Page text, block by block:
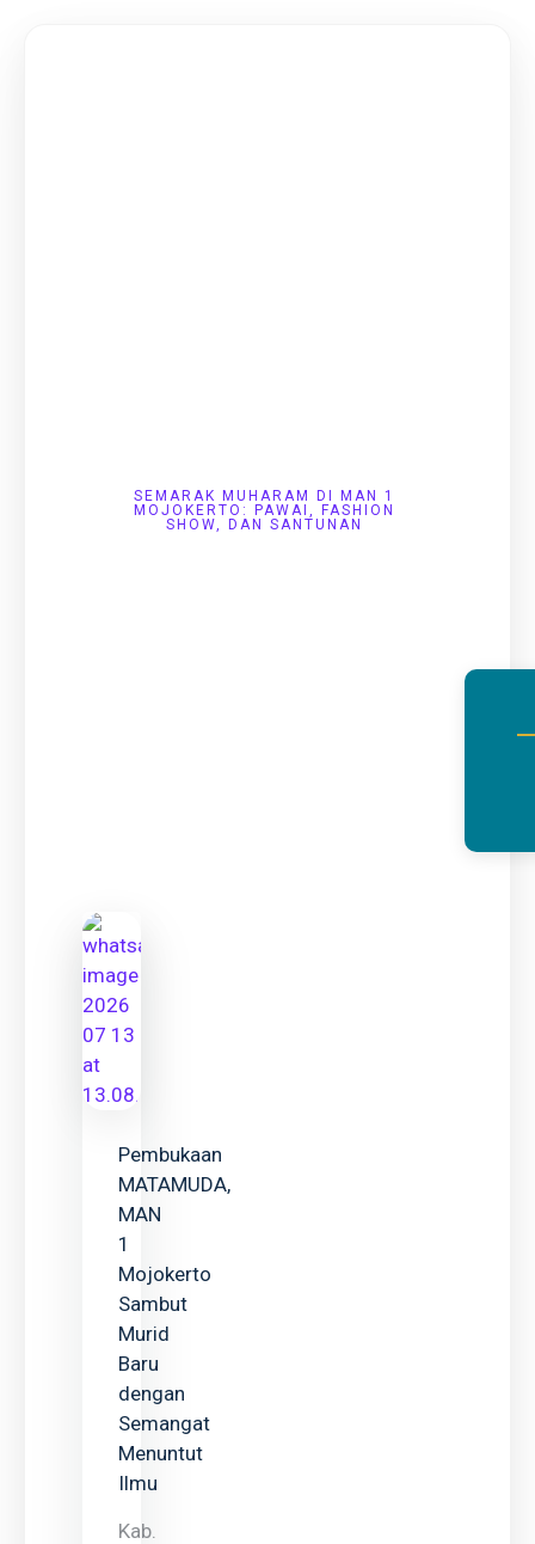
SEMARAK MUHARAM DI MAN 1
MOJOKERTO: PAWAI, FASHION
SHOW, DAN SANTUNAN
Pembukaan
MATAMUDA,
MAN
1
Mojokerto
Sambut
Murid
Baru
dengan
Semangat
Menuntut
Ilmu
Kab.